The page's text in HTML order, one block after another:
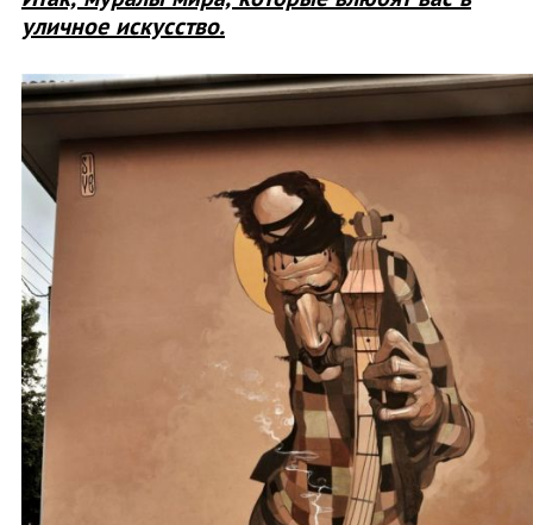
уличное искусство.